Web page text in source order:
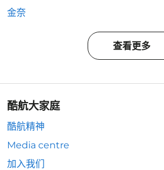
金奈
查看更多
酷航大家庭
酷航精神
Media centre
加入我们